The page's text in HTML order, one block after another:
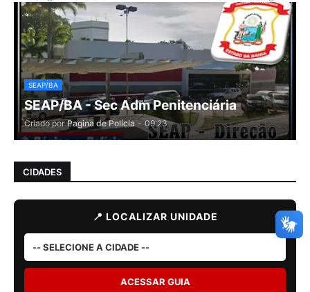
SEAP/BA
SEAP/BA - Sec Adm Penitenciária
Criado por Pagina de Polícia - 09:23
CIDADES
📍 LOCALIZAR UNIDADE
ACESSAR GUIA